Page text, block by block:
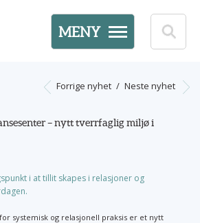
MENY
Neste nyhet
/
Forrige nyhet
– nytt tverrfaglig miljø i
i at tillit skapes i relasjoner og
systemisk og relasjonell praksis er et nytt